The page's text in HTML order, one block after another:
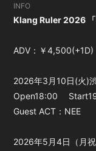
会員登録
INFO
Klang Ruler 2026
ADV：￥4,500(+1D)
2026年3月10日(火)
Open18:00
Guest ACT：NEE
2026年5月4日（月